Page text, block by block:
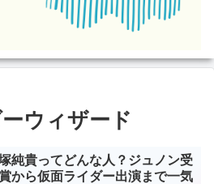
ウィザード
純貴ってどんな人？ジュノン受
賞から仮面ライダー出演まで一気